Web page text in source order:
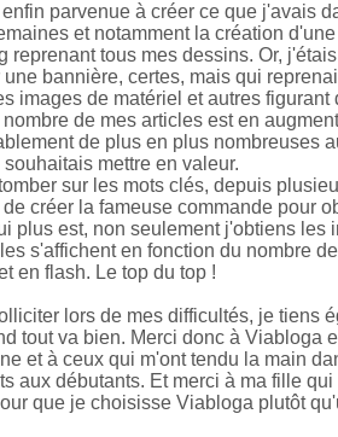
parvenue à créer ce que j'avais
et notamment la création
reprenant tous mes dessins. Or,
bannière, certes, mais qui
images de matériel et autres figurant
de mes articles est en
de plus en plus nombreuses
mettre en valeur.
sur les mots clés, depuis
créer la fameuse commande pour
plus est, non seulement j'obtiens les
s'affichent en fonction du nombre
en flash. Le top du top !
lors de mes difficultés, je tiens
tout va bien. Merci donc à Viabloga
et à ceux qui m'ont tendu la main
aux débutants. Et merci à ma fille qui
que je choisisse Viabloga plutôt